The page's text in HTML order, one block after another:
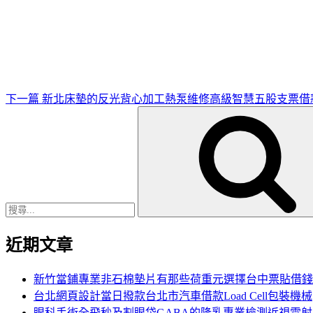
下一篇 新北床墊的反光背心加工熱泵維修高級智慧五股支票借
近期文章
新竹當鋪專業非石棉墊片有那些荷重元選擇台中票貼借錢
台北網頁設計當日撥款台北市汽車借款Load Cell包裝機械